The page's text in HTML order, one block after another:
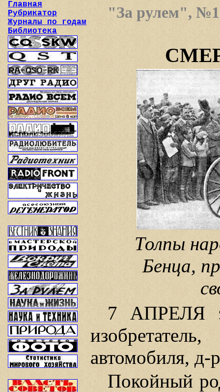
Главная
Рубрикатор
Журналы по годам
Библиотека
"За рулем",
Толпы
Бенца,
7 АПРЕЛЯ
автомобиля, д-
Покойный